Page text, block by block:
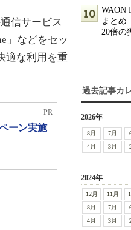
信サービス
」などをセッ
適な利用を重
- PR -
ーン実施
WAON
まとめ
20倍の
過去記事カ
2026年
8月 7月
4月
3月
2024年
12月 11月
8月
7月
4月
3月